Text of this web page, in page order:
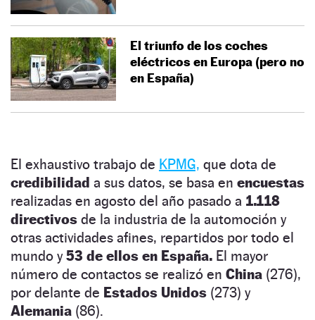
El triunfo de los coches
eléctricos en Europa (pero no
en España)
El exhaustivo trabajo de KPMG, que dota de
credibilidad a sus datos, se basa en encuestas
realizadas en agosto del año pasado a 1.118
directivos de la industria de la automoción y
otras actividades afines, repartidos por todo el
mundo y53 de ellos en España. El mayor
número de contactos se realizó en China (276),
por delante de Estados Unidos (273) y
Alemania (86).